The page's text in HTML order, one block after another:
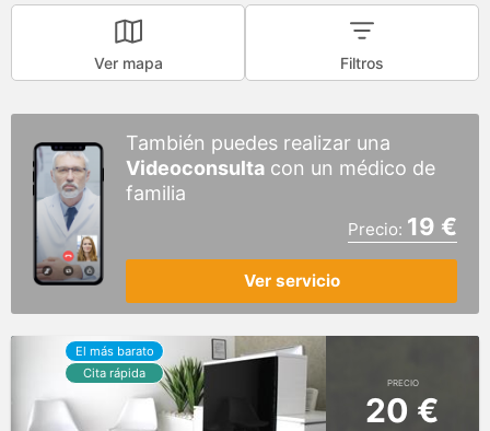
Ver mapa Filtros
También puedes realizar una
Videoconsulta con un médico de
familia
Precio: 19 €
Ver servicio
PRECIO
20 €